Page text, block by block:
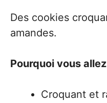
Des cookies
amandes.
Pourquoi vous
Croquant et